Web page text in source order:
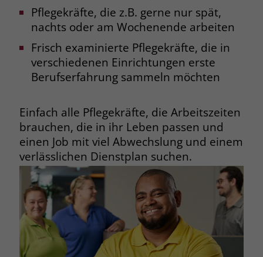
Pflegekräfte, die z.B. gerne nur spät,
nachts oder am Wochenende arbeiten
Frisch examinierte Pflegekräfte, die in
verschiedenen Einrichtungen erste
Berufserfahrung sammeln möchten
Einfach alle Pflegekräfte, die Arbeitszeiten
brauchen, die in ihr Leben passen und
einen Job mit viel Abwechslung und einem
verlässlichen Dienstplan suchen.